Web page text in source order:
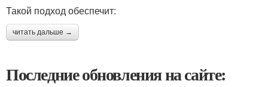
Такой подход обеспечит:
читать дальше →
Последние обновления на сайте: